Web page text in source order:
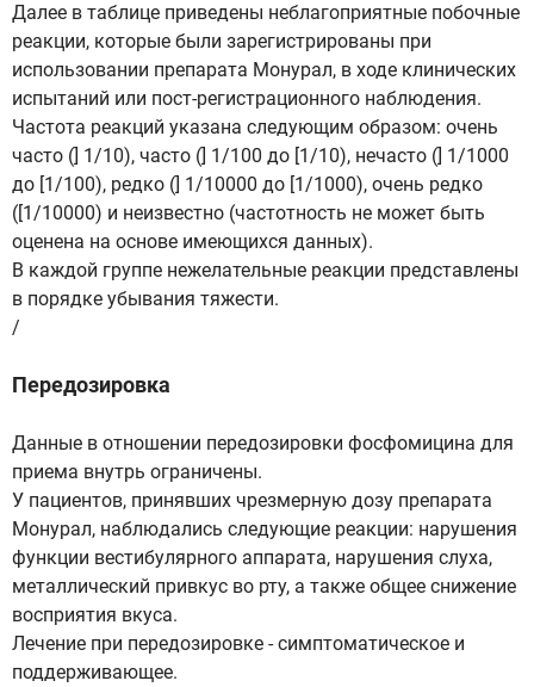
Далее в таблице приведены неблагоприятные побочные
реакции, которые были зарегистрированы при
использовании препарата Монурал, в ходе клинических
испытаний или пост-регистрационного наблюдения.
Частота реакций указана следующим образом: очень
часто (] 1/10), часто (] 1/100 до [1/10), нечасто (] 1/1000
до [1/100), редко (] 1/10000 до [1/1000), очень редко
([1/10000) и неизвестно (частотность не может быть
оценена на основе имеющихся данных).
В каждой группе нежелательные реакции представлены
в порядке убывания тяжести.
/
Передозировка
Данные в отношении передозировки фосфомицина для
приема внутрь ограничены.
У пациентов, принявших чрезмерную дозу препарата
Монурал, наблюдались следующие реакции: нарушения
функции вестибулярного аппарата, нарушения слуха,
металлический привкус во рту, а также общее снижение
восприятия вкуса.
Лечение при передозировке - симптоматическое и
поддерживающее.